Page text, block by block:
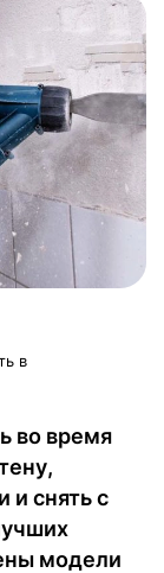
в
во время
и снять с
модели